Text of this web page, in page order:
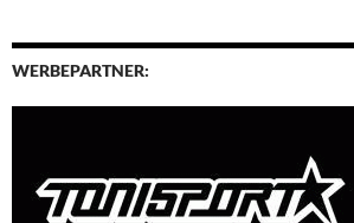
WERBEPARTNER: